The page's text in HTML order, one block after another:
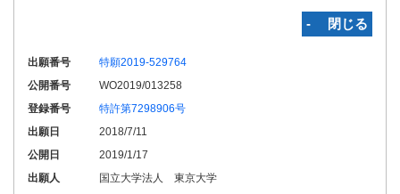
‐ 閉じる
出願番号
特願2019-529764
公開番号
WO2019/013258
登録番号
特許第7298906号
出願日
2018/7/11
公開日
2019/1/17
出願人
国立大学法人 東京大学